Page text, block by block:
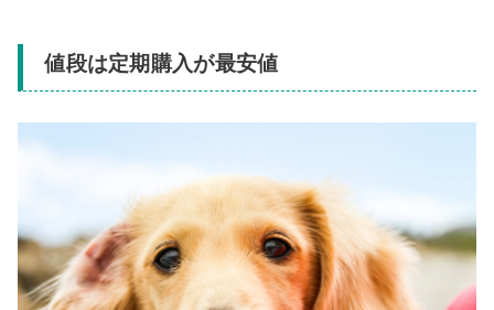
値段は定期購入が最安値